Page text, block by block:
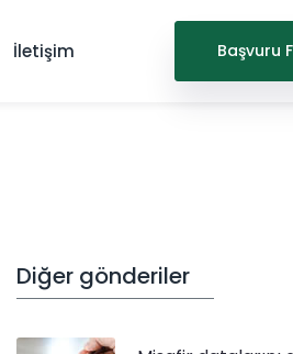
İletişim Başvuru
Diğer gönderiler